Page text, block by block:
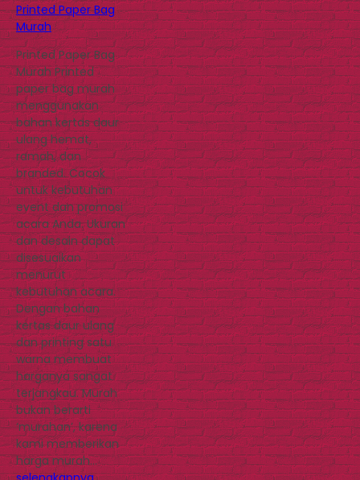
Printed Paper Bag
Murah
Printed Paper Bag
Murah Printed
paper bag murah
menggunakan
bahan kertas daur
ulang hemat,
ramah, dan
branded. Cocok
untuk kebutuhan
event dan promosi
acara Anda. Ukuran
dan desain dapat
disesuaikan
menurut
kebutuhan acara.
Dengan bahan
kertas daur ulang
dan printing satu
warna membuat
harganya sangat
terjangkau. Murah
bukan berarti
‘murahan’, karena
kami memberikan
harga murah…